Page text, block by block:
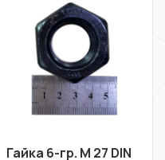
Гайка 6-гр. М 27 DIN